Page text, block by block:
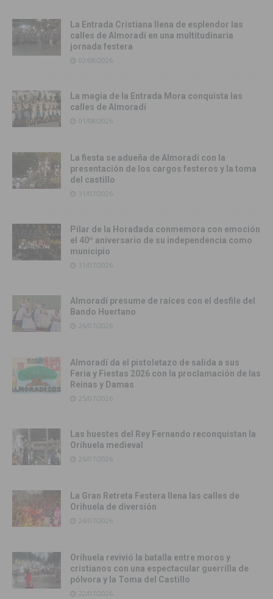
La Entrada Cristiana llena de esplendor las
calles de Almoradí en una multitudinaria
jornada festera
02/08/2026
La magia de la Entrada Mora conquista las
calles de Almoradí
01/08/2026
La fiesta se adueña de Almoradí con la
presentación de los cargos festeros y la toma
del castillo
31/07/2026
Pilar de la Horadada conmemora con emoción
el 40º aniversario de su independencia como
municipio
31/07/2026
Almoradí presume de raíces con el desfile del
Bando Huertano
26/07/2026
Almoradí da el pistoletazo de salida a sus
Feria y Fiestas 2026 con la proclamación de las
Reinas y Damas
25/07/2026
Las huestes del Rey Fernando reconquistan la
Orihuela medieval
25/07/2026
La Gran Retreta Festera llena las calles de
Orihuela de diversión
24/07/2026
Orihuela revivió la batalla entre moros y
cristianos con una espectacular guerrilla de
pólvora y la Toma del Castillo
22/07/2026